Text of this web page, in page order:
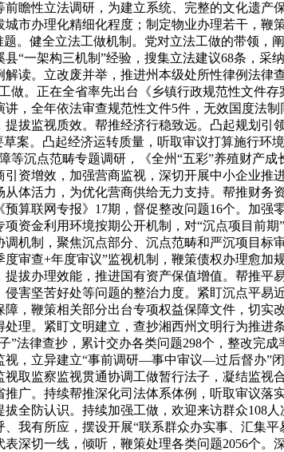
前瞻性立法调研，为建立系统、完整的文化遗
市办理化精细化程度；制定物业办理若干，
题。健全立法工做机制。党对立法工做的带领
县“一架构三机制”经验，搜集立法建议68条，
读。立改废并举，推进州本级处所性律例法律
做。正在全省率先出台《乡镇行政规范性文件
讲，全年依法审查规范性文件5件，无效国度法
拔监视质效。帮推经济行稳致远。凸起规划引
草案。凸起经济运转质量，听取审议打算施行
等沉点范畴专题调研，《全州“五彩”养殖财产
资增效，加强营商监视，深切开展中小企业推
从体活力，为优化营商供给无力支持。帮推财
算联网专报》17期，督促整改问题16个。加
资金利用环境按期公开机制，对“沉点项目前
调机制，聚焦沉点部分、沉点范畴和严沉项目
度审查+年度审议”监视机制，鞭策债权办理愈
拔办理效能，推进国有资产保值增值。帮推
侵害坚苦好处等问题的整治力度。紧盯沉点平
障，鞭策相关部分出台专项权益保障文件，切
处理。紧盯文明建立，查抄湘西州文明行为推
”法律查抄，累计交办各类问题298个，整改完
视，立异建立“事前调研—事中审议—过后督办”
取监察监视贯通协调工做暂行法子，凝结监视
推广。持续帮推深化司法体系体例，听取审议
全防认识。持续加强工做，欢迎来访群众108
我有所应，摆设开展“联系群众办实事、汇集
表深切一线，倾听，鞭策处理各类问题2056个